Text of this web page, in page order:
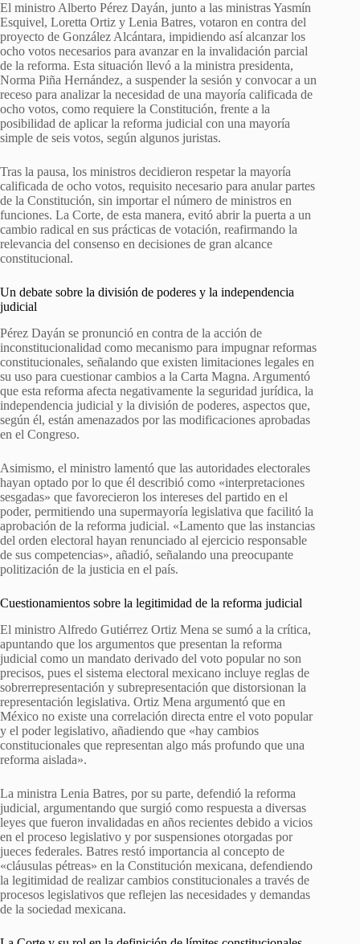
El ministro Alberto Pérez Dayán, junto a las ministras Yasmín
Esquivel, Loretta Ortiz y Lenia Batres, votaron en contra del
proyecto de González Alcántara, impidiendo así alcanzar los
ocho votos necesarios para avanzar en la invalidación parcial
de la reforma. Esta situación llevó a la ministra presidenta,
Norma Piña Hernández, a suspender la sesión y convocar a un
receso para analizar la necesidad de una mayoría calificada de
ocho votos, como requiere la Constitución, frente a la
posibilidad de aplicar la reforma judicial con una mayoría
simple de seis votos, según algunos juristas.
Tras la pausa, los ministros decidieron respetar la mayoría
calificada de ocho votos, requisito necesario para anular partes
de la Constitución, sin importar el número de ministros en
funciones. La Corte, de esta manera, evitó abrir la puerta a un
cambio radical en sus prácticas de votación, reafirmando la
relevancia del consenso en decisiones de gran alcance
constitucional.
Un debate sobre la división de poderes y la independencia
judicial
Pérez Dayán se pronunció en contra de la acción de
inconstitucionalidad como mecanismo para impugnar reformas
constitucionales, señalando que existen limitaciones legales en
su uso para cuestionar cambios a la Carta Magna. Argumentó
que esta reforma afecta negativamente la seguridad jurídica, la
independencia judicial y la división de poderes, aspectos que,
según él, están amenazados por las modificaciones aprobadas
en el Congreso.
Asimismo, el ministro lamentó que las autoridades electorales
hayan optado por lo que él describió como «interpretaciones
sesgadas» que favorecieron los intereses del partido en el
poder, permitiendo una supermayoría legislativa que facilitó la
aprobación de la reforma judicial. «Lamento que las instancias
del orden electoral hayan renunciado al ejercicio responsable
de sus competencias», añadió, señalando una preocupante
politización de la justicia en el país.
Cuestionamientos sobre la legitimidad de la reforma judicial
El ministro Alfredo Gutiérrez Ortiz Mena se sumó a la crítica,
apuntando que los argumentos que presentan la reforma
judicial como un mandato derivado del voto popular no son
precisos, pues el sistema electoral mexicano incluye reglas de
sobrerrepresentación y subrepresentación que distorsionan la
representación legislativa. Ortiz Mena argumentó que en
México no existe una correlación directa entre el voto popular
y el poder legislativo, añadiendo que «hay cambios
constitucionales que representan algo más profundo que una
reforma aislada».
La ministra Lenia Batres, por su parte, defendió la reforma
judicial, argumentando que surgió como respuesta a diversas
leyes que fueron invalidadas en años recientes debido a vicios
en el proceso legislativo y por suspensiones otorgadas por
jueces federales. Batres restó importancia al concepto de
«cláusulas pétreas» en la Constitución mexicana, defendiendo
la legitimidad de realizar cambios constitucionales a través de
procesos legislativos que reflejen las necesidades y demandas
de la sociedad mexicana.